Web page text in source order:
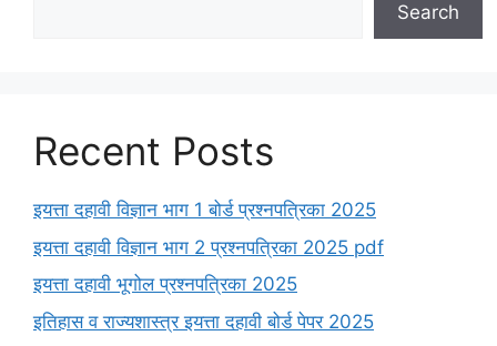
Search
Recent Posts
इयत्ता दहावी विज्ञान भाग 1 बोर्ड प्रश्नपत्रिका 2025
इयत्ता दहावी विज्ञान भाग 2 प्रश्नपत्रिका 2025 pdf
इयत्ता दहावी भूगोल प्रश्नपत्रिका 2025
इतिहास व राज्यशास्त्र इयत्ता दहावी बोर्ड पेपर 2025